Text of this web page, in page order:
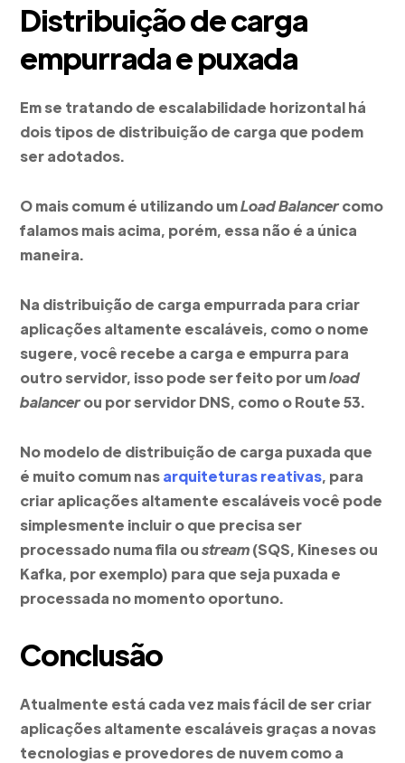
Distribuição de carga
empurrada e puxada
Em se tratando de escalabilidade horizontal há
dois tipos de distribuição de carga que podem
ser adotados.
O mais comum é utilizando umLoad Balancercomo
falamos mais acima, porém, essa não é a única
maneira.
Na distribuição de carga empurrada para criar
aplicações altamente escaláveis, como o nome
sugere, você recebe a carga e empurra para
outro servidor, isso pode ser feito por umload
balancerou por servidor DNS, como o Route 53.
No modelo de distribuição de carga puxada que
é muito comum nasarquiteturas reativas, para
criar aplicações altamente escaláveis você pode
simplesmente incluir o que precisa ser
processado numa fila oustream(SQS, Kineses ou
Kafka, por exemplo) para que seja puxada e
processada no momento oportuno.
Conclusão
Atualmente está cada vez mais fácil de ser criar
aplicações altamente escaláveis graças a novas
tecnologias e provedores de nuvem como a